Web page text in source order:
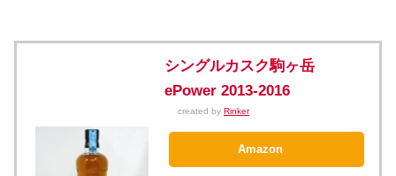
シングルカスク駒ヶ岳
ePower 2013-2016
created by Rinker
Amazon